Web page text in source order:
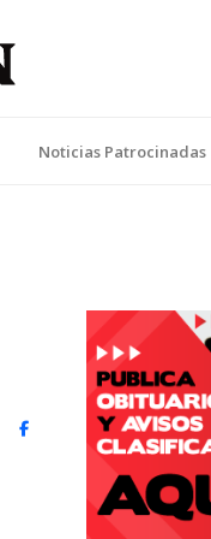
Noticias Patrocinadas
Facebook